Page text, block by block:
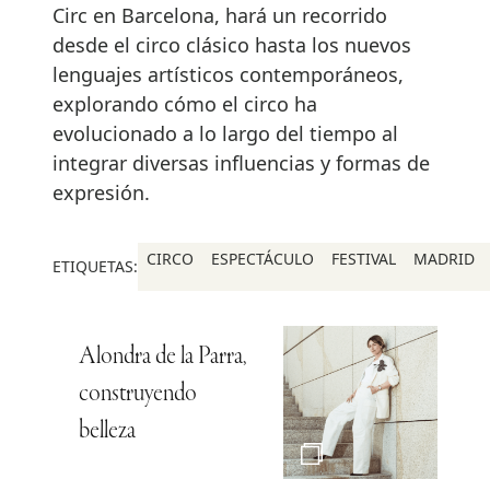
Circ en Barcelona, hará un recorrido
desde el circo clásico hasta los nuevos
lenguajes artísticos contemporáneos,
explorando cómo el circo ha
evolucionado a lo largo del tiempo al
integrar diversas influencias y formas de
expresión.
ETIQUETAS: CIRCO ESPECTÁCULO FESTIVAL MADRID
Alondra de la Parra,
construyendo
belleza